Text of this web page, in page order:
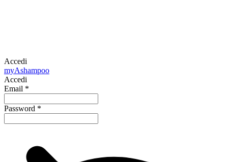
Accedi
myAshampoo
Accedi
Email *
Password *